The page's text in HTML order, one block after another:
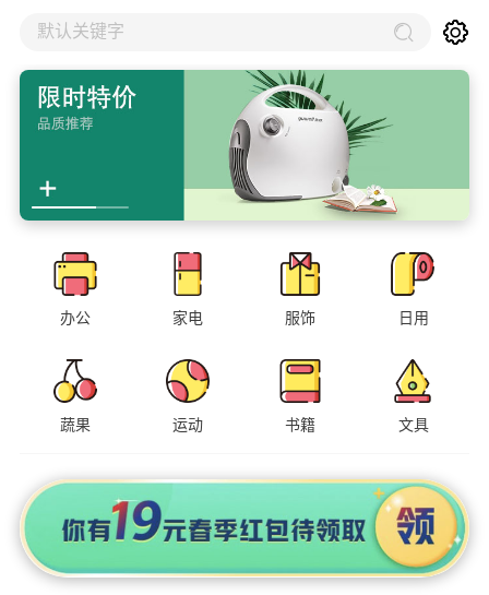
默认关键字
办公 家电 服饰 日用
蔬果 运动 书籍 文具